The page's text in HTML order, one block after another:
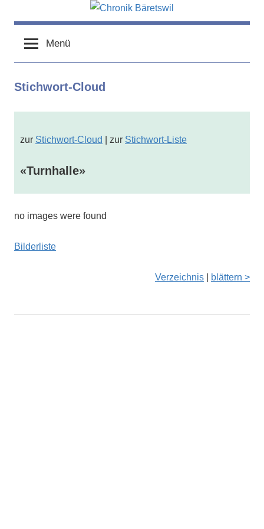
Inhalt
springenchronik-
baeretswil.ch
baeretswil.ch
Menü
Stichwort-Cloud
zur Stichwort-Cloud | zur Stichwort-Liste
«Turnhalle»
no images were found
Bilderliste
Verzeichnis blättern >